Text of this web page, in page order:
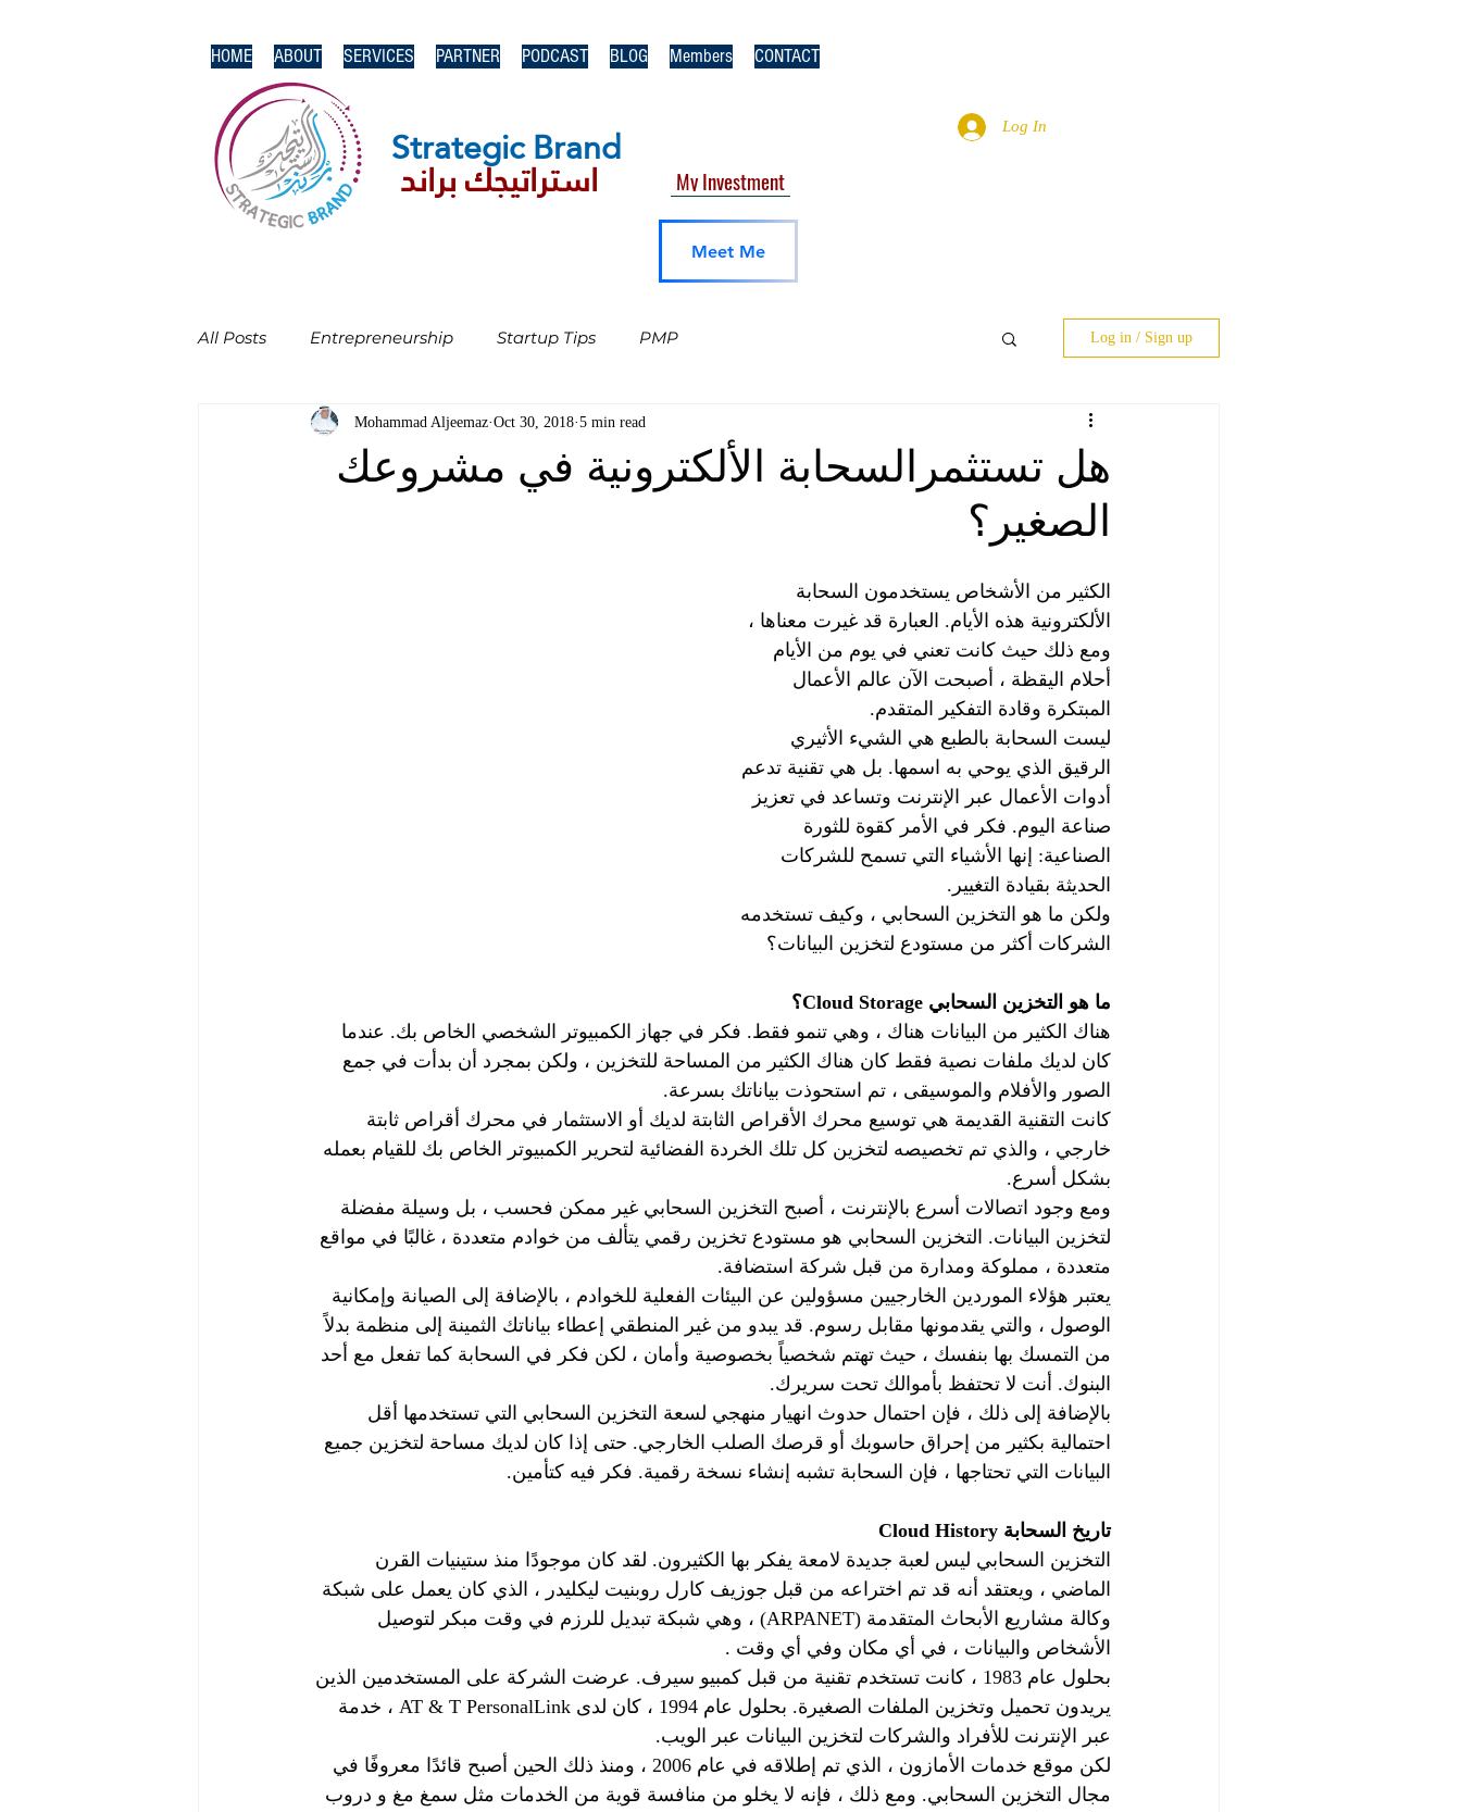
HOME ABOUT SERVICES PARTNER PODCAST BLOG Members CONTACT
Strategic​ Brand
استراتيجك براند My Investment
Meet Me
Log In
All Posts Entrepreneurship Startup Tips PMP Log in / Sign up
هل تستثمرالسحابة الألكترونية في مشروعك
الصغير؟
Mohammad Aljeemaz Oct 30, 2018 5 min read
الكثير من الأشخاص يستخدمون السحابة
الألكترونية هذه الأيام. العبارة قد غيرت معناها ،
ومع ذلك حيث كانت تعني في يوم من الأيام
أحلام اليقظة ، أصبحت الآن عالم الأعمال
المبتكرة وقادة التفكير المتقدم.
ليست السحابة بالطبع هي الشيء الأثيري
الرقيق الذي يوحي به اسمها. بل هي تقنية تدعم
أدوات الأعمال عبر الإنترنت وتساعد في تعزيز
صناعة اليوم. فكر في الأمر كقوة للثورة
الصناعية: إنها الأشياء التي تسمح للشركات
الحديثة بقيادة التغيير.
ولكن ما هو التخزين السحابي ، وكيف تستخدمه
الشركات أكثر من مستودع لتخزين البيانات؟
ما هو التخزين السحابي Cloud Storage؟
هناك الكثير من البيانات هناك ، وهي تنمو فقط. فكر في جهاز الكمبيوتر الشخصي الخاص بك. عندما
كان لديك ملفات نصية فقط كان هناك الكثير من المساحة للتخزين ، ولكن بمجرد أن بدأت في جمع
الصور والأفلام والموسيقى ، تم استحوذت بياناتك بسرعة.
كانت التقنية القديمة هي توسيع محرك الأقراص الثابتة لديك أو الاستثمار في محرك أقراص ثابتة
خارجي ، والذي تم تخصيصه لتخزين كل تلك الخردة الفضائية لتحرير الكمبيوتر الخاص بك للقيام بعمله
بشكل أسرع.
ومع وجود اتصالات أسرع بالإنترنت ، أصبح التخزين السحابي غير ممكن فحسب ، بل وسيلة مفضلة
لتخزين البيانات. التخزين السحابي هو مستودع تخزين رقمي يتألف من خوادم متعددة ، غالبًا في مواقع
متعددة ، مملوكة ومدارة من قبل شركة استضافة.
يعتبر هؤلاء الموردين الخارجيين مسؤولين عن البيئات الفعلية للخوادم ، بالإضافة إلى الصيانة وإمكانية
الوصول ، والتي يقدمونها مقابل رسوم. قد يبدو من غير المنطقي إعطاء بياناتك الثمينة إلى منظمة بدلاً
من التمسك بها بنفسك ، حيث تهتم شخصياً بخصوصية وأمان ، لكن فكر في السحابة كما تفعل مع أحد
البنوك. أنت لا تحتفظ بأموالك تحت سريرك.
بالإضافة إلى ذلك ، فإن احتمال حدوث انهيار منهجي لسعة التخزين السحابي التي تستخدمها أقل
احتمالية بكثير من إحراق حاسوبك أو قرصك الصلب الخارجي. حتى إذا كان لديك مساحة لتخزين جميع
البيانات التي تحتاجها ، فإن السحابة تشبه إنشاء نسخة رقمية. فكر فيه كتأمين.
تاريخ السحابة Cloud History
التخزين السحابي ليس لعبة جديدة لامعة يفكر بها الكثيرون. لقد كان موجودًا منذ ستينيات القرن
الماضي ، ويعتقد أنه قد تم اختراعه من قبل جوزيف كارل روبنيت ليكليدر ، الذي كان يعمل على شبكة
وكالة مشاريع الأبحاث المتقدمة (ARPANET) ، وهي شبكة تبديل للرزم في وقت مبكر لتوصيل
الأشخاص والبيانات ، في أي مكان وفي أي وقت .
بحلول عام 1983 ، كانت تستخدم تقنية من قبل كمبيو سيرف. عرضت الشركة على المستخدمين الذين
يريدون تحميل وتخزين الملفات الصغيرة. بحلول عام 1994 ، كان لدى AT & T PersonalLink ، خدمة
عبر الإنترنت للأفراد والشركات لتخزين البيانات عبر الويب.
لكن موقع خدمات الأمازون ، الذي تم إطلاقه في عام 2006 ، ومنذ ذلك الحين أصبح قائدًا معروفًا في
مجال التخزين السحابي. ومع ذلك ، فإنه لا يخلو من منافسة قوية من الخدمات مثل سمغ مغ و دروب